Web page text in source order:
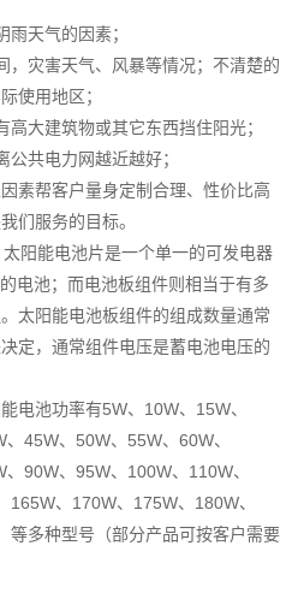
天气的因素；
，灾害天气、风暴等情况；不清楚的
使用地区；
大建筑物或其它东西挡住阳光；
共电力网越近越好；
素帮客户量身定制合理、性价比高
们服务的目标。
阳能电池片是一个单一的可发电器
电池；而电池板组件则相当于有多
太阳能电池板组件的组成数量通常
定，通常组件电压是蓄电池电压的
电池功率有5W、10W、15W、
45W、50W、55W、60W、
90W、95W、100W、110W、
、170W、175W、180W、
等多种型号（部分产品可按客户需要